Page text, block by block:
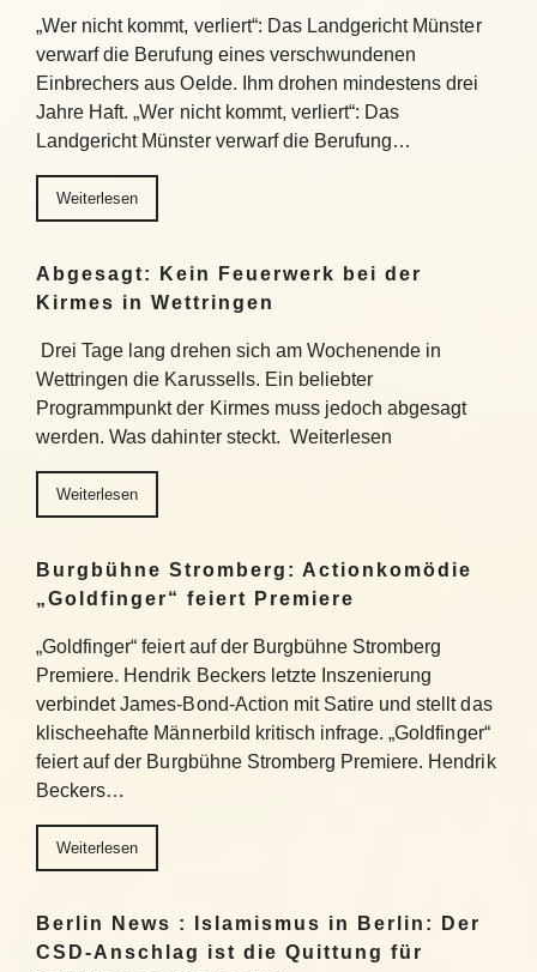
„Wer nicht kommt, verliert“: Das Landgericht Münster
verwarf die Berufung eines verschwundenen
Einbrechers aus Oelde. Ihm drohen mindestens drei
Jahre Haft. „Wer nicht kommt, verliert“: Das
Landgericht Münster verwarf die Berufung…
Weiterlesen
Abgesagt: Kein Feuerwerk bei der
Kirmes in Wettringen
Drei Tage lang drehen sich am Wochenende in
Wettringen die Karussells. Ein beliebter
Programmpunkt der Kirmes muss jedoch abgesagt
werden. Was dahinter steckt. Weiterlesen
Weiterlesen
Burgbühne Stromberg: Actionkomödie
„Goldfinger“ feiert Premiere
„Goldfinger“ feiert auf der Burgbühne Stromberg
Premiere. Hendrik Beckers letzte Inszenierung
verbindet James-Bond-Action mit Satire und stellt das
klischeehafte Männerbild kritisch infrage. „Goldfinger“
feiert auf der Burgbühne Stromberg Premiere. Hendrik
Beckers…
Weiterlesen
Berlin News : Islamismus in Berlin: Der
CSD-Anschlag ist die Quittung für